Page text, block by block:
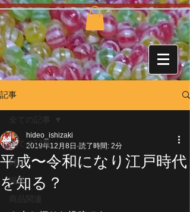
記事
全ての記事
雑記
掲載
全ての記事
平成〜令和になり江戸時代
を知る？
hideo_ishizaki
2019年12月8日 読了時間: 2分